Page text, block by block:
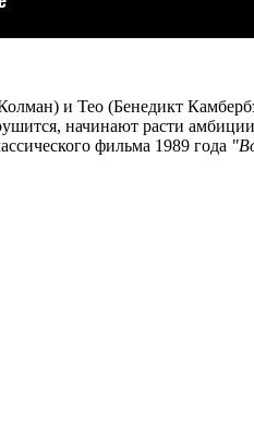
и Тео (Бенедикт
начинают расти
фильма 1989 года